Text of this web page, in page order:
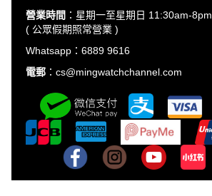
營業時間 ：星期一至星期日 11:30am-8pm
( 公眾假期照常營業 )
Whatsapp：6889 9616
電郵 ：cs@mingwatchchannel.com